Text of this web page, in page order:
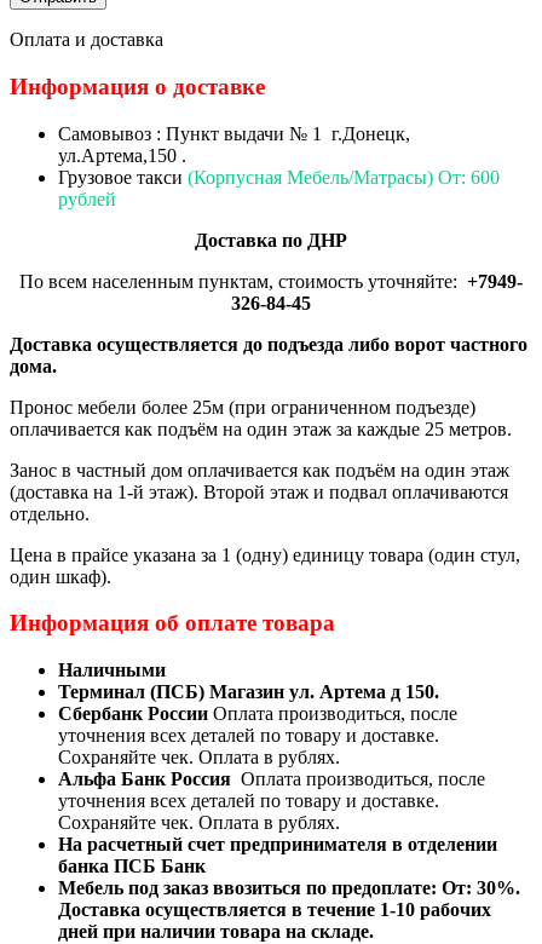
Оплата и доставка
Информация о доставке
Самовывоз : Пункт выдачи № 1 г.Донецк,
ул.Артема,150 .
Грузовое такси (Корпусная Мебель/Матрасы) От: 600
рублей
Доставка по ДНР
По всем населенным пунктам, стоимость уточняйте: +7949-
326-84-45
Доставка осуществляется до подъезда либо ворот частного
дома.
Пронос мебели более 25м (при ограниченном подъезде)
оплачивается как подъём на один этаж за каждые 25 метров.
Занос в частный дом оплачивается как подъём на один этаж
(доставка на 1-й этаж). Второй этаж и подвал оплачиваются
отдельно.
Цена в прайсе указана за 1 (одну) единицу товара (один стул,
один шкаф).
Информация об оплате товара
Наличными
Терминал (ПСБ) Магазин ул. Артема д 150.
Сбербанк России Оплата производиться, после
уточнения всех деталей по товару и доставке.
Сохраняйте чек. Оплата в рублях.
Альфа Банк Россия Оплата производиться, после
уточнения всех деталей по товару и доставке.
Сохраняйте чек. Оплата в рублях.
На расчетный счет предпринимателя в отделении
банка ПСБ Банк
Мебель под заказ ввозиться по предоплате: От: 30%.
Доставка осуществляется в течение 1-10 рабочих
дней при наличии товара на складе.